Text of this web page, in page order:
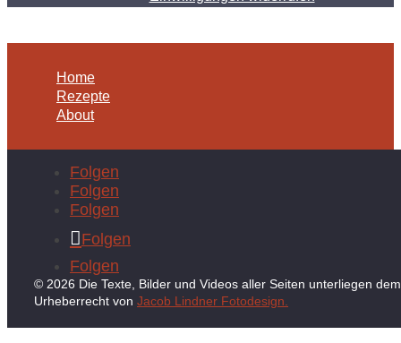
Home
Rezepte
About
Folgen
Folgen
Folgen
Folgen
Folgen
© 2026 Die Texte, Bilder und Videos aller Seiten unterliegen dem
Urheberrecht von Jacob Lindner Fotodesign.